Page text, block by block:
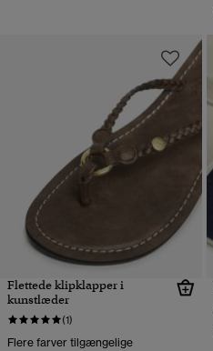
Flettede klipklapper i
kunstlæder
(1)
Flere farver tilgængelige